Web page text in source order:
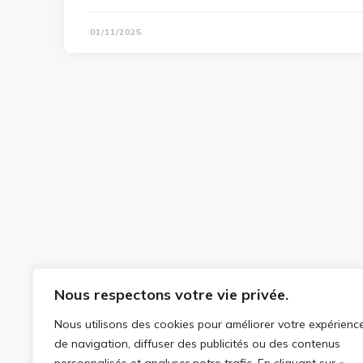
Nous respectons votre vie privée.
Nous utilisons des cookies pour améliorer votre
de navigation, diffuser des publicités ou des contenus
01/11/2025